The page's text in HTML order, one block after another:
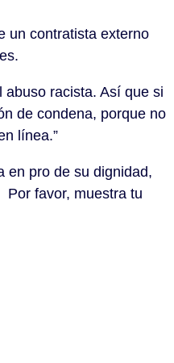
un contratista externo
abuso racista. Así que si
de condena, porque no
línea.”
en pro de su dignidad,
Por favor, muestra tu